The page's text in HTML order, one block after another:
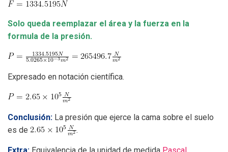
Solo queda reemplazar el área y la fuerza en la
formula de la presión.
Expresado en notación científica.
Conclusión: La presión que ejerce la cama sobre el suelo
es de
.
Extra: Equivalencia de la unidad de medida Pascal